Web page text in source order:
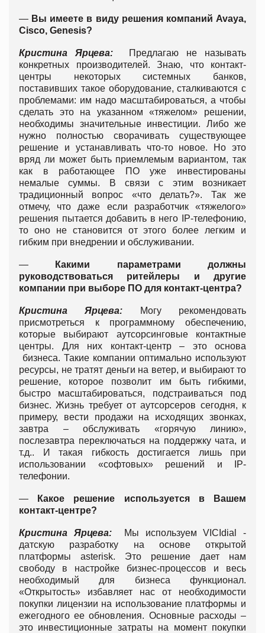
— Вы имеете в виду решения компаний Avaya,
Cisco, Genesis?
Кристина Ярцева: Предлагаю не называть
конкретных производителей. Знаю, что контакт-
центры некоторых системных банков,
поставивших такое оборудование, сталкиваются с
проблемами: им надо масштабироваться, а чтобы
сделать это на указанном «тяжелом» решении,
необходимы значительные инвестиции. Либо же
нужно полностью сворачивать существующее
решение и устанавливать что-то новое. Но это
вряд ли может быть приемлемым вариантом, так
как в работающее ПО уже инвестированы
немалые суммы. В связи с этим возникает
традиционный вопрос «что делать?». Так же
отмечу, что даже если разработчик «тяжелого»
решения пытается добавить в него IP-телефонию,
то оно не становится от этого более легким и
гибким при внедрении и обслуживании.
—
Какими параметрами должны
руководствоваться ритейлеры и другие
компании при выборе ПО для контакт-центра?
Кристина Ярцева: Могу рекомендовать
присмотреться к программному обеспечению,
которые выбирают аутсорсинговые контактные
центры. Для них контакт-центр – это основа
бизнеса. Такие компании оптимально используют
ресурсы, не тратят деньги на ветер, и выбирают то
решение, которое позволит им быть гибкими,
быстро масштабироваться, подстраиваться под
бизнес. Жизнь требует от аутсорсеров сегодня, к
примеру, вести продажи на исходящих звонках,
завтра – обслуживать «горячую линию»,
послезавтра переключаться на поддержку чата, и
т.д.. И такая гибкость достигается лишь при
использовании «софтовых» решений и IP-
телефонии.
—
Какое решение используется в Вашем
контакт-центре?
Кристина Ярцева:Мы используем VICIdial -
датскую разработку на основе открытой
платформы asterisk. Это решение дает нам
свободу в настройке бизнес-процессов и весь
необходимый для бизнеса функционал.
«Открытость» избавляет нас от необходимости
покупки лицензии на использование платформы и
ежегодного ее обновления. Основные расходы –
это инвестиционные затраты на момент покупки